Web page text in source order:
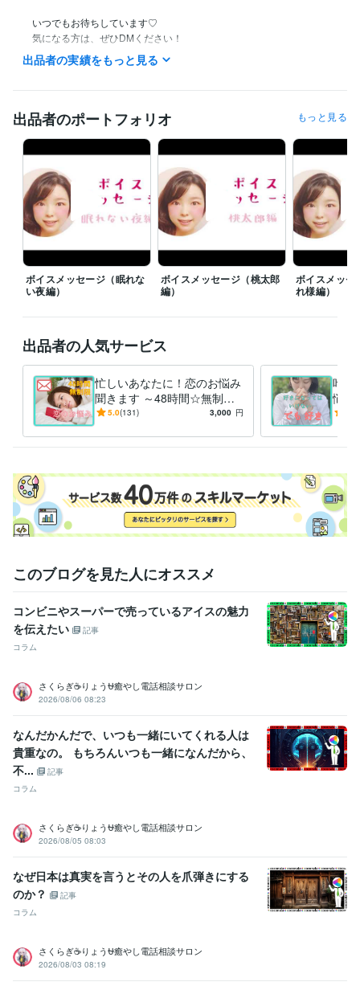
いつでもお待ちしています♡
気になる方は、ぜひDMください！
୨୧┈┈┈┈┈┈┈┈┈┈┈┈┈┈┈┈┈୨୧
直近毎日予定が詰まっているため
新規の方はお断りしております(´;ω;`)
今までご購入いただいたお客様のみ、
事前予約の上で受け付けてます◎
※すごくたま〜に待機してます♩
心を癒すなんでも相談屋♩ 取得年 : 2019年
困ったときについ頼りたくなる令和のドラえもん^^ 取得年 : 2019年
住まい・美容・生活相談 新しく始めたことを習慣にすること♩
悩み相談・カウンセリング
出品者の実績をもっと見る
出品者のポートフォリオ もっと見る
ボイスメッセージ（眠れな
い夜編）
ボイスメッセージ（桃太郎
編）
ボイスメッセ
れ様編）
出品者の人気サービス
忙しいあなたに！恋のお悩み
聞きます ～48時間☆無制
限！チャットで恋愛相談♩
5.0(131) 3,000 円
叶わ
悩み
ては
このブログを見た人にオススメ
コンビニやスーパーで売っているアイスの魅力
を伝えたい
記事
コラム
さくらぎ☕りょう⛎癒やし電話相談サロン
2026/08/06 08:23
なんだかんだで、いつも一緒にいてくれる人は
貴重なの。 もちろんいつも一緒になんだから、
不...
記事
コラム
さくらぎ☕りょう⛎癒やし電話相談サロン
2026/08/05 08:03
なぜ日本は真実を言うとその人を爪弾きにする
のか？
記事
コラム
さくらぎ☕りょう⛎癒やし電話相談サロン
2026/08/03 08:19